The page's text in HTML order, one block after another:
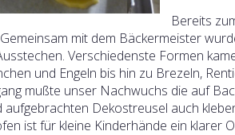
Bereits
mit dem Bäckermeister
Verschiedenste Formen
und Engeln bis hin zu Brezeln,
mußte unser Nachwuchs die auf
aufgebrachten Dekostreusel auch
ist für kleine Kinderhände ein klarer